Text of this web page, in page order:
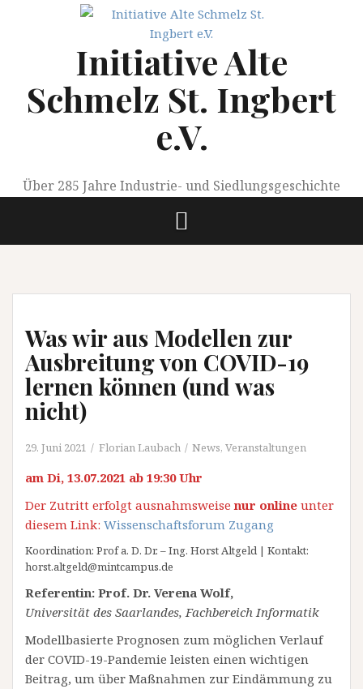
Initiative Alte
Schmelz St. Ingbert
e.V.
Über 285 Jahre Industrie- und Siedlungsgeschichte
Was wir aus Modellen zur
Ausbreitung von COVID-19
lernen können (und was
nicht)
29. Juni 2021 Florian Laubach News, Veranstaltungen
am Di, 13.07.2021 ab 19:30 Uhr
Der Zutritt erfolgt ausnahmsweisenur online unter
diesem Link: Wissenschaftsforum Zugang
Koordination: Prof a. D. Dr. – Ing. Horst Altgeld | Kontakt:
horst.altgeld@mintcampus.de
Referentin: Prof. Dr. Verena Wolf,
Universität des Saarlandes, Fachbereich Informatik
Modellbasierte Prognosen zum möglichen Verlauf
der COVID-19-Pandemie leisten einen wichtigen
Beitrag, um über Maßnahmen zur Eindämmung zu